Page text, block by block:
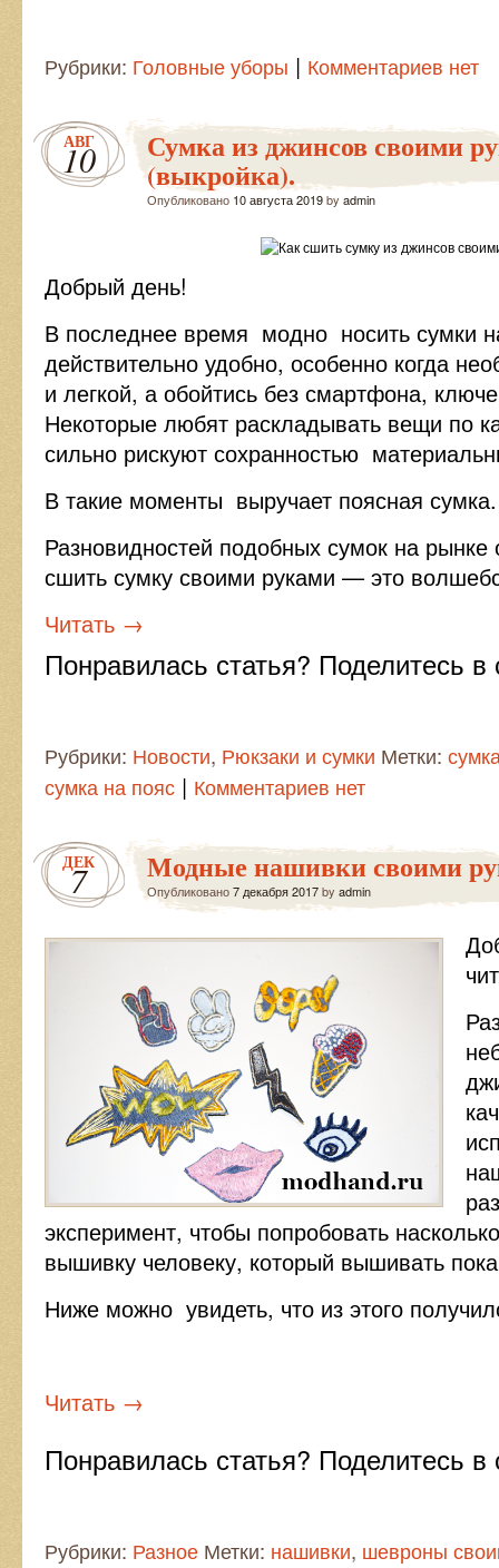
Рубрики: Головные уборы | Комментариев нет
АВГ
10 Сумка из джинсов своими
(выкройка).
Опубликовано 10 августа 2019by admin
Добрый день!
В последнее время модно носить сумки
действительно удобно, особенно когда
и легкой, а обойтись без смартфона,
Некоторые любят раскладывать вещи по
сильно рискуют сохранностью
В такие моменты выручает поясная сумка.
Разновидностей подобных сумок на рынке
сшить сумку своими руками — это
Читать →
Понравилась статья? Поделитесь в
Рубрики: Новости, Рюкзаки и сумки Метки:
сумка на пояс | Комментариев нет
ДЕК
7 Модные нашивки своими
Опубликовано7 декабря 2017by admin
эксперимент, чтобы попробовать
вышивку человеку, который вышивать
Ниже можно увидеть, что из этого
Читать →
Понравилась статья? Поделитесь в
Рубрики: Разное Метки: нашивки, шевроны